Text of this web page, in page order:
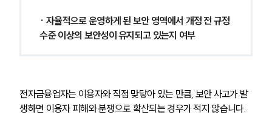
금융전문변호사
언론보도
· 자율적으로 운영하게 된 보안 영역에서 개정 전 규정
수준 이상의 보안성이 유지되고 있는지 여부
전자금융업자는 이용자와 직접 맞닿아 있는 만큼, 보안 사고가 발
생하면 이용자 피해와 분쟁으로 확산되는 경우가 적지 않습니다.